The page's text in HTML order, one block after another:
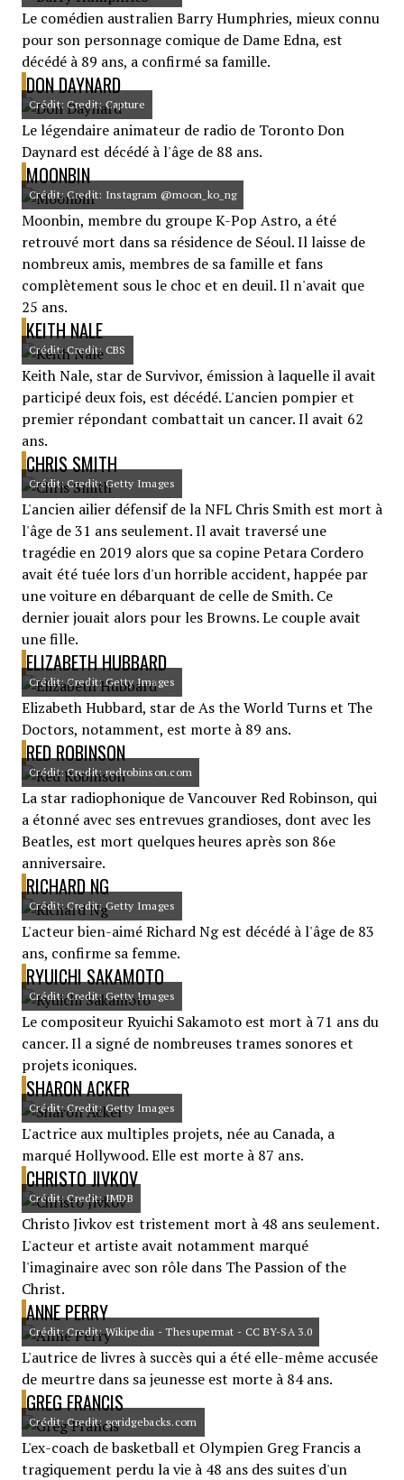
Le comédien australien Barry Humphries, mieux connu
pour son personnage comique de Dame Edna, est
décédé à 89 ans, a confirmé sa famille.
DON DAYNARD
Crédit: Credit: Capture
Le légendaire animateur de radio de Toronto Don
Daynard est décédé à l'âge de 88 ans.
MOONBIN
Crédit: Credit: Instagram @moon_ko_ng
Moonbin, membre du groupe K-Pop Astro, a été
retrouvé mort dans sa résidence de Séoul. Il laisse de
nombreux amis, membres de sa famille et fans
complètement sous le choc et en deuil. Il n'avait que
25 ans.
KEITH NALE
Crédit: Credit: CBS
Keith Nale, star de Survivor, émission à laquelle il avait
participé deux fois, est décédé. L'ancien pompier et
premier répondant combattait un cancer. Il avait 62
ans.
CHRIS SMITH
Crédit: Credit: Getty Images
L'ancien ailier défensif de la NFL Chris Smith est mort à
l'âge de 31 ans seulement. Il avait traversé une
tragédie en 2019 alors que sa copine Petara Cordero
avait été tuée lors d'un horrible accident, happée par
une voiture en débarquant de celle de Smith. Ce
dernier jouait alors pour les Browns. Le couple avait
une fille.
ELIZABETH HUBBARD
Crédit: Credit: Getty Images
Elizabeth Hubbard, star de As the World Turns et The
Doctors, notamment, est morte à 89 ans.
RED ROBINSON
Crédit: Credit: redrobinson.com
La star radiophonique de Vancouver Red Robinson, qui
a étonné avec ses entrevues grandioses, dont avec les
Beatles, est mort quelques heures après son 86e
anniversaire.
RICHARD NG
Crédit: Credit: Getty Images
L'acteur bien-aimé Richard Ng est décédé à l'âge de 83
ans, confirme sa femme.
RYUICHI SAKAMOTO
Crédit: Credit: Getty Images
Le compositeur Ryuichi Sakamoto est mort à 71 ans du
cancer. Il a signé de nombreuses trames sonores et
projets iconiques.
SHARON ACKER
Crédit: Credit: Getty Images
L'actrice aux multiples projets, née au Canada, a
marqué Hollywood. Elle est morte à 87 ans.
CHRISTO JIVKOV
Crédit: Credit: IMDB
Christo Jivkov est tristement mort à 48 ans seulement.
L'acteur et artiste avait notamment marqué
l'imaginaire avec son rôle dans The Passion of the
Christ.
ANNE PERRY
Crédit: Credit: Wikipedia - Thesupermat - CC BY-SA 3.0
L'autrice de livres à succès qui a été elle-même accusée
de meurtre dans sa jeunesse est morte à 84 ans.
GREG FRANCIS
Crédit: Credit: goridgebacks.com
L'ex-coach de basketball et Olympien Greg Francis a
tragiquement perdu la vie à 48 ans des suites d'un